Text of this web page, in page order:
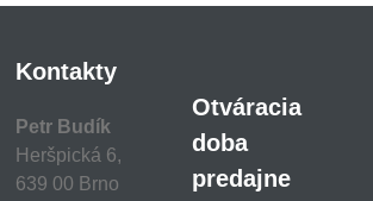
Kontakty
Petr Budík
Heršpická 6,
639 00 Brno
Otváracia
doba
predajne